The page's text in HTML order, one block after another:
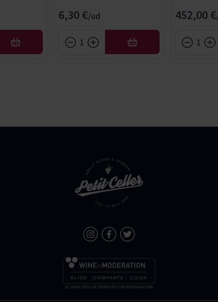
AFEGIR
6,30 €
AFEGIR
452,00 €